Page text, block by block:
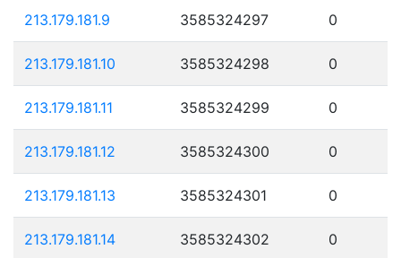
213.179.181.9 3585324297 0
213.179.181.10 3585324298 0
213.179.181.11 3585324299 0
213.179.181.12 3585324300 0
213.179.181.13 3585324301 0
213.179.181.14 3585324302 0